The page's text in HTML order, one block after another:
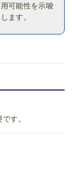
可能性を示唆
ます。
す。